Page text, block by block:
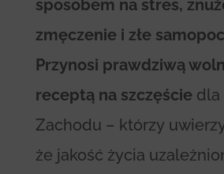
sposobem na stres,
zmęczenie i złe
Przynosi prawdziwą
receptą na szczęściedla
Zachodu – którzy
że jakość życia